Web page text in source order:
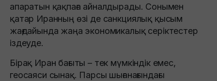
апаратын қақпаға айналдырады. Сонымен
қатар Иранның өзі де санкциялық қысым
жағдайында жаңа экономикалық серіктестер
іздеуде.
Бірақ Иран бағыты – тек мүмкіндік емес,
геосаяси сынақ. Парсы шығанағындағы